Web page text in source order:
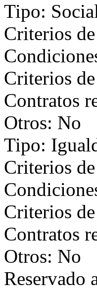
Tipo:
Criterios
Criterios
Contratos
Otros: No
Tipo:
Criterios
Criterios
Contratos
Otros: No
Reservado